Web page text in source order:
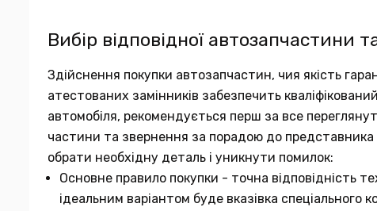
Вибір відповідної автозапчастини
Здійснення покупки автозапчастин, чия якість
атестованих замінників забезпечить
автомобіля, рекомендується перш за все
частини та звернення за порадою до
обрати необхідну деталь і уникнути помилок:
Основне правило покупки - точна відповідність
ідеальним варіантом буде вказівка спеціального